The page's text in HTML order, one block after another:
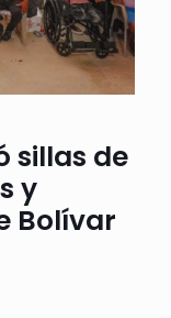
sillas de
y
Bolívar